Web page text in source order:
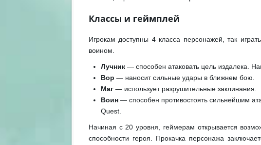
Классы и геймплей
Игрокам доступны 4 класса персонажей, так
воином.
Лучник — способен атаковать цель издалека.
Вор — наносит сильные удары в ближнем бою.
Маг — использует разрушительные заклинания.
Воин — способен противостоять сильнейшим
Quest.
Начиная с 20 уровня, геймерам открывается
способности героя. Прокачка персонажа